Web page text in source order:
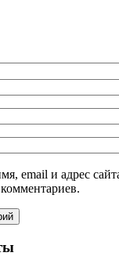
email и адрес